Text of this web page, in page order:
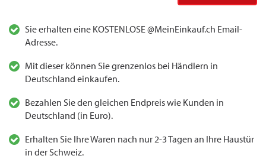
Sie erhalten eine KOSTENLOSE @MeinEinkauf.ch Email-
Adresse.
Mit dieser können Sie grenzenlos bei Händlern in
Deutschland einkaufen.
Bezahlen Sie den gleichen Endpreis wie Kunden in
Deutschland (in Euro).
Erhalten Sie Ihre Waren nach nur 2-3 Tagen an Ihre Haustür
in der Schweiz.